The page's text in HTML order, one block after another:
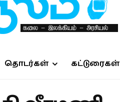
தொடர்கள் கட்டுரைகள்